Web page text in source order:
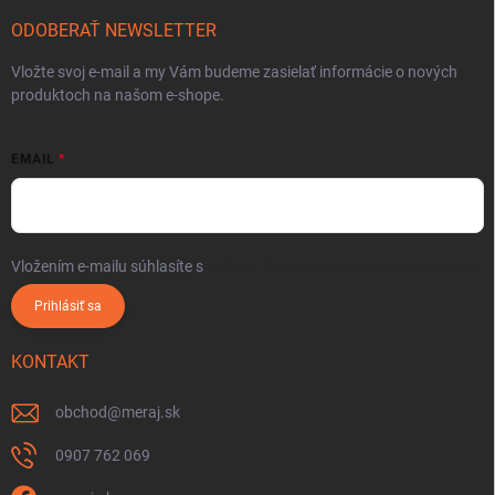
ODOBERAŤ NEWSLETTER
Vložte svoj e-mail a my Vám budeme zasielať informácie o nových
produktoch na našom e-shope.
EMAIL
Vložením e-mailu súhlasíte s
Prihlásiť sa
KONTAKT
obchod@meraj.sk
0907 762 069